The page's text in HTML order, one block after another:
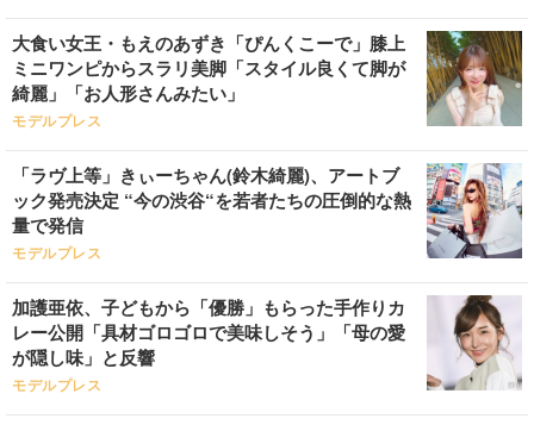
大食い女王・もえのあずき「ぴんくこーで」膝上
ミニワンピからスラリ美脚「スタイル良くて脚が
綺麗」「お人形さんみたい」
モデルプレス
「ラヴ上等」きぃーちゃん(鈴木綺麗)、アートブ
ック発売決定 “今の渋谷“を若者たちの圧倒的な熱
量で発信
モデルプレス
加護亜依、子どもから「優勝」もらった手作りカ
レー公開「具材ゴロゴロで美味しそう」「母の愛
が隠し味」と反響
モデルプレス